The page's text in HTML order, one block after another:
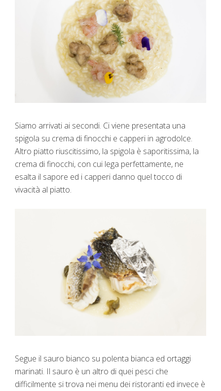
Siamo arrivati ai secondi. Ci viene presentata una
spigola su crema di finocchi e capperi in agrodolce.
Altro piatto riuscitissimo, la spigola è saporitissima, la
crema di finocchi, con cui lega perfettamente, ne
esalta il sapore ed i capperi danno quel tocco di
vivacità al piatto.
Segue il sauro bianco su polenta bianca ed ortaggi
marinati. Il sauro è un altro di quei pesci che
difficilmente si trova nei menu dei ristoranti ed invece è